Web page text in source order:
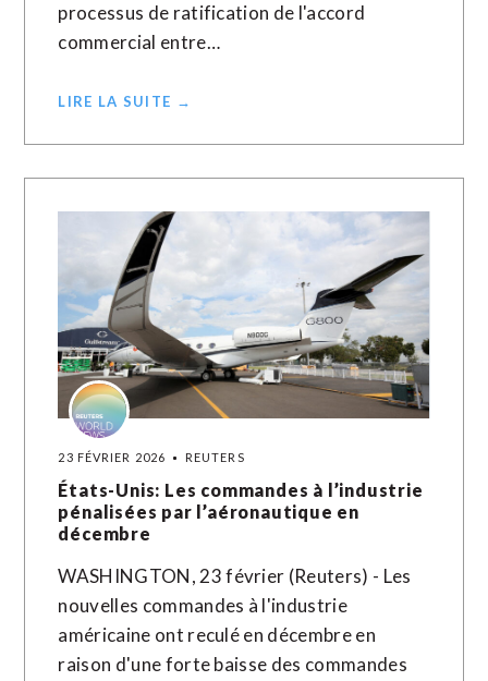
processus de ratification de l'accord
commercial entre…
LIRE LA SUITE →
23 FÉVRIER 2026 REUTERS
États-Unis: Les commandes à l’industrie
pénalisées par l’aéronautique en
décembre
WASHINGTON, 23 février (Reuters) - Les
nouvelles commandes à l'industrie
américaine ont reculé en décembre en
raison d'une forte baisse des commandes